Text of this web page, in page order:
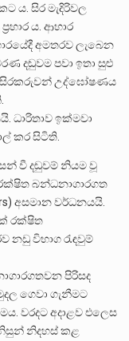
ය. සිර මැදිරිවල
ය. ආහාර
අමතරව ලැබෙන
දඬුවම පවා ඉතා සුළු
සිරකරුවන් උද්ඝෝෂණය
ධාරිතාව ඉක්මවා
කර සිටිති.
වී දඬුවම් නියම වූ
බන්ධනාගාරගත
අසමාන වර්ධනයයි.
රක්ෂිත
විභාග රැඳවුම්
පිරිසද
ගෙවා ගැනීමට
වරදට අදාළව එලෙස
නිදහස් කළ